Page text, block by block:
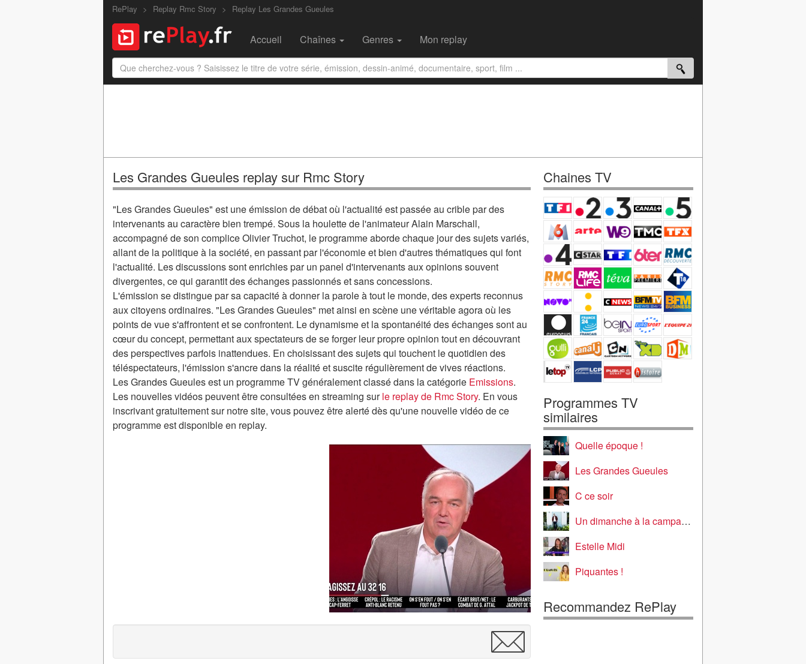
RePlay Replay Rmc Story Replay Les Grandes Gueules
Accueil Chaînes Genres Mon replay
Les Grandes Gueules replay sur Rmc Story
"Les Grandes Gueules" est une émission de débat où l'actualité est passée au crible par des
intervenants au caractère bien trempé. Sous la houlette de l'animateur Alain Marschall,
accompagné de son complice Olivier Truchot, le programme aborde chaque jour des sujets variés,
allant de la politique à la société, en passant par l'économie et bien d'autres thématiques qui font
l'actualité. Les discussions sont enrichies par un panel d'intervenants aux opinions souvent
divergentes, ce qui garantit des échanges passionnés et sans concessions.
L'émission se distingue par sa capacité à donner la parole à tout le monde, des experts reconnus
aux citoyens ordinaires. "Les Grandes Gueules" met ainsi en scène une véritable agora où les
points de vue s'affrontent et se confrontent. Le dynamisme et la spontanéité des échanges sont au
cœur du concept, permettant aux spectateurs de se forger leur propre opinion tout en découvrant
des perspectives parfois inattendues. En choisissant des sujets qui touchent le quotidien des
téléspectateurs, l'émission s'ancre dans la réalité et suscite régulièrement de vives réactions.
Les Grandes Gueules est un programme TV généralement classé dans la catégorie Emissions.
Les nouvelles vidéos peuvent être consultées en streaming surle replay de Rmc Story. En vous
inscrivant gratuitement sur notre site, vous pouvez être alerté dès qu'une nouvelle vidéo de ce
programme est disponible en replay.
Chaines TV
Programmes TV
similaires
Quelle époque !
Les Grandes Gueules
C ce soir
Un dimanche à la campagne
Estelle Midi
Piquantes !
Recommandez RePlay